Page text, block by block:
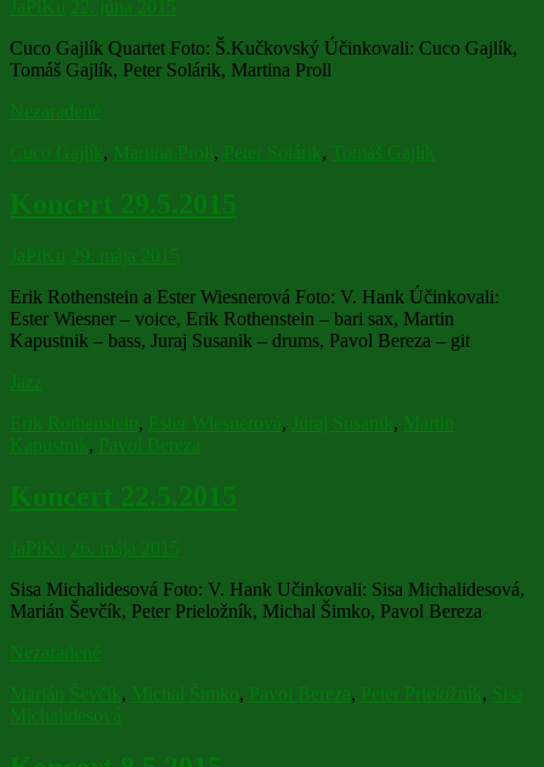
JaPiKu 22. júna 2015
Cuco Gajlík Quartet Foto: Š.Kučkovský Účinkovali: Cuco Gajlík,
Tomáš Gajlík, Peter Solárik, Martina Proll
Nezaradené
Cuco Gajlík, Martina Proll, Peter Solárik, Tomáš Gajlík
Koncert 29.5.2015
JaPiKu 29. mája 2015
Erik Rothenstein a Ester Wiesnerová Foto: V. Hank Účinkovali:
Ester Wiesner – voice, Erik Rothenstein – bari sax, Martin
Kapustnik – bass, Juraj Susanik – drums, Pavol Bereza – git
Jazz
Erik Rothenstein, Ester Wiesnerová, Juraj Susanik, Martin
Kapustnik, Pavol Bereza
Koncert 22.5.2015
JaPiKu 26. mája 2015
Sisa Michalidesová Foto: V. Hank Učinkovali: Sisa Michalidesová,
Marián Ševčík, Peter Prieložník, Michal Šimko, Pavol Bereza
Nezaradené
Marián Ševčík, Michal Šimko, Pavol Bereza, Peter Prieložník, Sisa
Michalidesová